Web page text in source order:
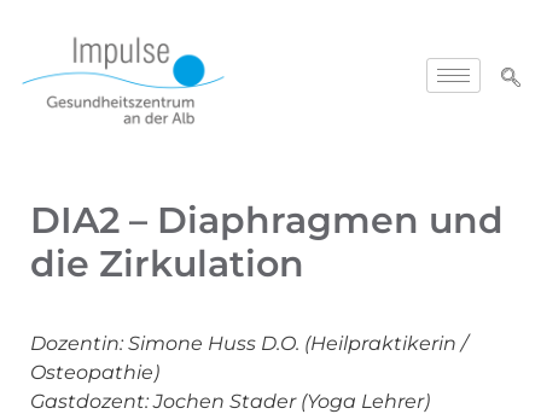
DIA2 – Diaphragmen und
die Zirkulation
Dozentin:Simone Huss D.O. (Heilpraktikerin /
Osteopathie)
Gastdozent: Jochen Stader (Yoga Lehrer)